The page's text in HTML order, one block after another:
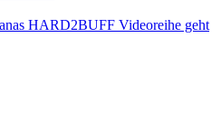
HARD2BUFF Videoreihe geht